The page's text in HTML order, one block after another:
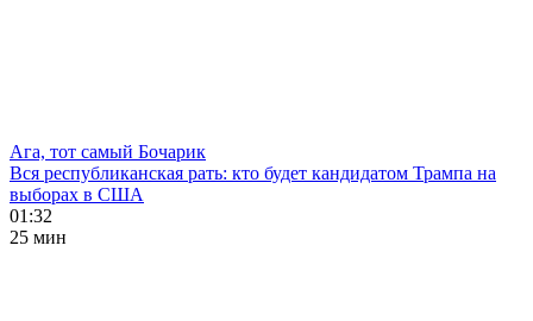
Ага, тот самый Бочарик
Вся республиканская рать: кто будет кандидатом Трампа на
выборах в США
01:32
25 мин